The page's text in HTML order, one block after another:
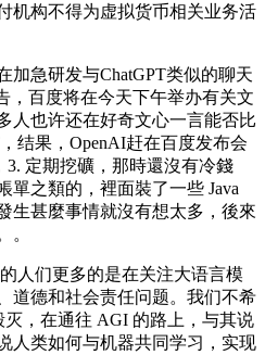
机构不得为虚拟货币相关业务活
加急研发与ChatGPT类似的聊天
，百度将在今天下午举办有关文
人也许还在好奇文心一言能否比
结果，OpenAI赶在百度发布会
3. 定期挖礦，那時還沒有冷錢
單之類的，裡面裝了一些 Java
生甚麼事情就沒有想太多，後來
。
人们更多的是在关注大语言模
道德和社会责任问题。我们不希
，在通往 AGI 的路上，与其说
人类如何与机器共同学习，实现